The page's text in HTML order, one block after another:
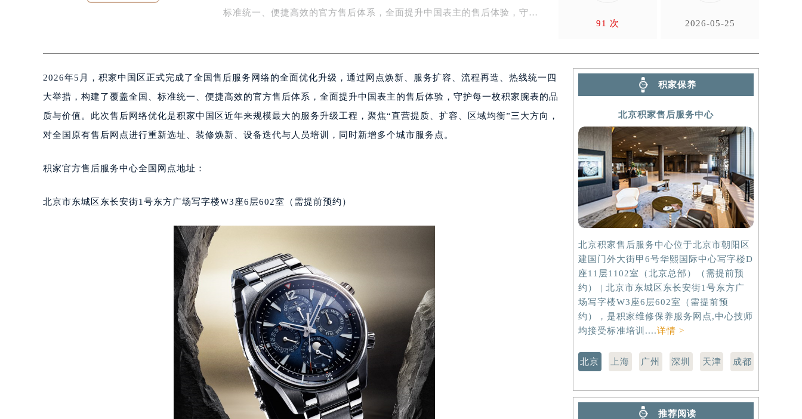
宁波市江北区大闸南路500号来福士广场办公楼20层2009室（需提前预约）
嘉兴市南湖区广益路705号嘉兴世界贸易中心写字楼A座13层1304室（需提前预约）
南昌市红谷滩新区红谷中大道998号绿地双子塔（中央广场）A1座办公楼14层07室（需提前预约）
济南市历下区经十路11111号华润中心写字楼（万象城）15层1508室（需提前预约）
广州市天河区天河路230号万菱汇国际中心写字楼A塔7层704室（需提前预约）
深圳市罗湖区深南东路5001号华润大厦写字楼17层1701室（需提前预约）
厦门市思明区湖滨东路95号华润大厦写字楼B座11层1104室（需提前预约）
成都市锦江区人民东路6号SAC东原中心写字楼24层2406B室（需提前预约）
重庆市江北区观音桥步行街2号融恒时代广场写字楼9层902室（需提前预约）
长沙市芙蓉区定王台街道建湘路393号世茂环球金融中心写字楼（芙蓉广场）10层13室（需提前预约）
郑州市二七区铭功路10号华润大厦写字楼29层2905室（需提前预约）
太原市迎泽区解放路15号亨得利名表服务中心（品牌授权店）3层整层（需提前预约）
沈阳市沈河区中街路137号亨得利名表服务中心（品牌授权店）1层整层（需提前预约）
沈阳市沈河区中街路83号亨得利名表服务中心（品牌授权店）1层整层（需提前预约）
乌鲁木齐市天山区红山路26号时代广场（CCMALL）C座17层17-B（需提前预约）
温州市鹿城区锦绣路1067号置信广场10层1015室（需提前预约）
哈尔滨市道里区友谊西路600号富力中心T2座写字楼29层03室（需提前预约）
大连市中山区人民路15号国际金融大厦7层G室（需提前预约）
佛山市禅城区季华五路57号万科金融中心C座12层1205室（需提前预约）
标准统一、便捷高效的官方售后体系，全面提升中国表主的售后体验，守护
91 次 2026-05-25
2026年5月，积家中国区正式完成了全国售后服务网络的全面优化升级，通过网点焕新、服务扩容、流程再造、热线统一四
大举措，构建了覆盖全国、标准统一、便捷高效的官方售后体系，全面提升中国表主的售后体验，守护每一枚积家腕表的品
质与价值。此次售后网络优化是积家中国区近年来规模最大的服务升级工程，聚焦“直营提质、扩容、区域均衡”三大方向，
对全国原有售后网点进行重新选址、装修焕新、设备迭代与人员培训，同时新增多个城市服务点。
积家官方售后服务中心全国网点地址：
北京市东城区东长安街1号东方广场写字楼W3座6层602室（需提前预约）
积家保养
北京积家售后服务中心
北京积家售后服务中心位于北京市朝阳区
建国门外大街甲6号华熙国际中心写字楼D
座11层1102室（北京总部）（需提前预
约） | 北京市东城区东长安街1号东方广
场写字楼W3座6层602室（需提前预
约），是积家维修保养服务网点,中心技师
均接受标准培训....详情 >
北京 上海 广州 深圳 天津 成都
推荐阅读